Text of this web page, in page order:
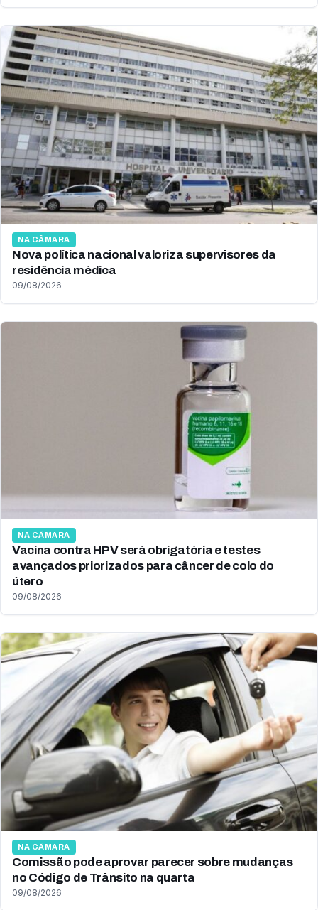
NA CÂMARA
Nova política nacional valoriza supervisores da
residência médica
09/08/2026
NA CÂMARA
Vacina contra HPV será obrigatória e testes
avançados priorizados para câncer de colo do
útero
09/08/2026
NA CÂMARA
Comissão pode aprovar parecer sobre mudanças
no Código de Trânsito na quarta
09/08/2026